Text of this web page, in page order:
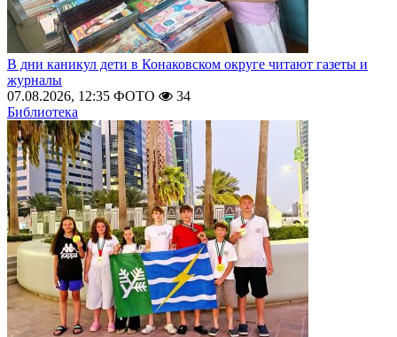
В дни каникул дети в Конаковском округе читают газеты и
журналы
07.08.2026, 12:35 ФОТО
34
Библиотека